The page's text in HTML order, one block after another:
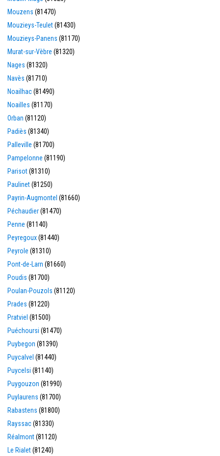
Mouzens (81470)
Mouzieys-Teulet(81430)
Mouzieys-Panens (81170)
Murat-sur-Vèbre (81320)
Nages (81320)
Navès (81710)
Noailhac(81490)
Noailles (81170)
Orban (81120)
Padiès (81340)
Palleville (81700)
Pampelonne (81190)
Parisot(81310)
Paulinet(81250)
Payrin-Augmontel (81660)
Péchaudier(81470)
Penne (81140)
Peyregoux(81440)
Peyrole (81310)
Pont-de-Larn (81660)
Poudis (81700)
Poulan-Pouzols (81120)
Prades (81220)
Pratviel (81500)
Puéchoursi (81470)
Puybegon (81390)
Puycalvel (81440)
Puycelsi (81140)
Puygouzon (81990)
Puylaurens (81700)
Rabastens (81800)
Rayssac(81330)
Réalmont(81120)
Le Rialet(81240)